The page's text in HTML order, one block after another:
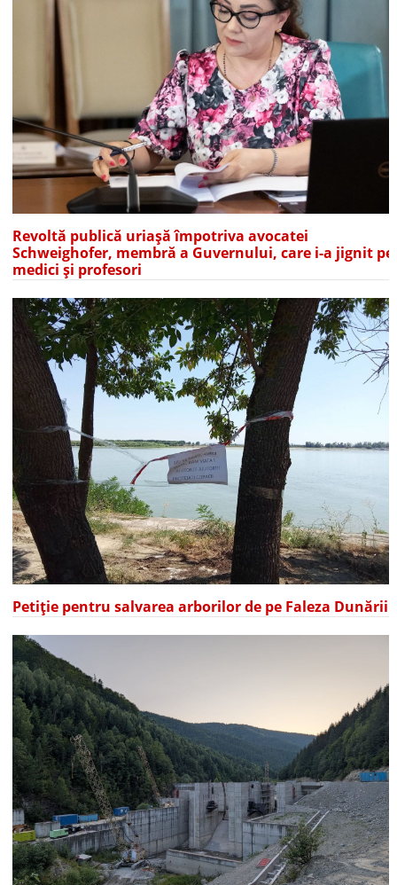
Revoltă publică uriașă împotriva avocatei
Schweighofer, membră a Guvernului, care i-a jignit pe
medici și profesori
Petiție pentru salvarea arborilor de pe Faleza Dunării